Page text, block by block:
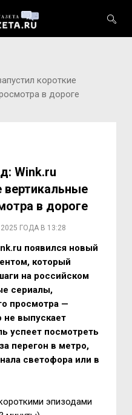
короткие
в дороге
Wink.ru
вертикальные
в дороге
ГОДА В 13:28
появился новый
который
на российском
сериалы,
просмотра —
не выпускает
успеет посмотреть
перегон в метро,
светофора или в
эпизодами